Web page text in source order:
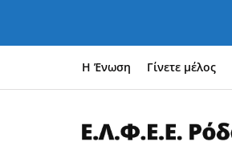
Η Ένωση Γίνετε μέλος